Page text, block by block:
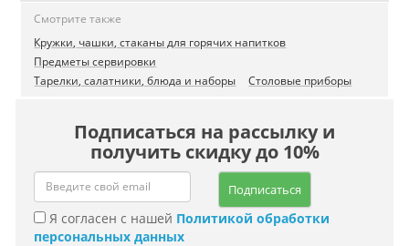
Смотрите также
Кружки, чашки, стаканы для горячих напитков
Предметы сервировки
Тарелки, салатники, блюда и наборы
Столовые приборы
Подписаться на рассылку и
получить скидку до 10%
Подписаться
Я согласен с нашей Политикой обработки
персональных данных